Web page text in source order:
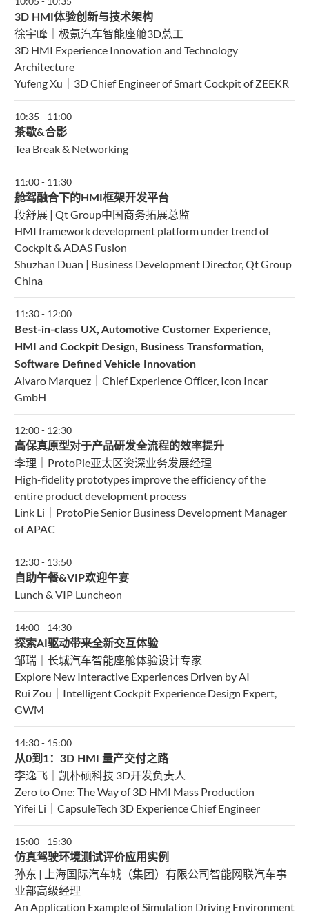
3D HMI体验创新与技术架构
徐宇峰｜极氪汽车智能座舱3D总工
3D HMI Experience Innovation and Technology
Architecture
Yufeng Xu｜3D Chief Engineer of Smart Cockpit of ZEEKR
10:35 - 11:00
茶歇&合影
Tea Break & Networking
11:00- 11:30
舱驾融合下的HMI框架开发平台
段舒展 | Qt Group中国商务拓展总监
HMI framework development platform under trend of
Cockpit & ADAS Fusion
Shuzhan Duan | Business Development Director, Qt Group
China
11:30- 12:00
Best-in-class UX, Automotive Customer Experience,
HMI and Cockpit Design, Business Transformation,
Software Defined Vehicle Innovation
Alvaro Marquez｜Chief Experience Officer, Icon Incar
GmbH
12:00- 12:30
高保真原型对于产品研发全流程的效率提升
李理｜ProtoPie亚太区资深业务发展经理
High-fidelity prototypes improve the efficiency of the
entire product development process
Link Li｜ProtoPie Senior Business Development Manager
of APAC
12:30- 13:50
自助午餐&VIP欢迎午宴
Lunch & VIP Luncheon
14:00- 14:30
探索AI驱动带来全新交互体验
邹瑞｜长城汽车智能座舱体验设计专家
Explore New Interactive Experiences Driven by AI
Rui Zou｜Intelligent Cockpit Experience Design Expert,
GWM
14:30- 15:00
从0到1：3D HMI 量产交付之路
李逸飞｜凯朴硕科技 3D开发负责人
Zero to One: The Way of 3D HMI Mass Production
Yifei Li｜CapsuleTech 3D Experience Chief Engineer
15:00- 15:30
仿真驾驶环境测试评价应用实例
孙东 | 上海国际汽车城（集团）有限公司智能网联汽车事
业部高级经理
An Application Example of Simulation Driving Environment